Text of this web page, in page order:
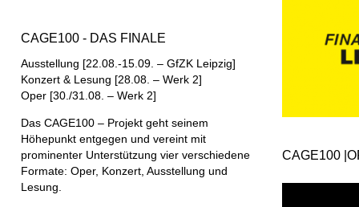
CAGE100 - DAS FINALE
Ausstellung [22.08.-15.09. – GfZK Leipzig]
Konzert & Lesung [28.08. – Werk 2]
Oper [30./31.08. – Werk 2]
Das CAGE100 – Projekt geht seinem
Höhepunkt entgegen und vereint mit
prominenter Unterstützung vier verschiedene
Formate: Oper, Konzert, Ausstellung und
Lesung.
CAGE100